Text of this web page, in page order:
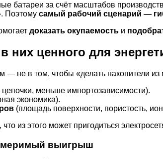
батареи за счёт масштабов
Поэтому самый рабочий сценарий —
доказать окупаемость и
ценного для
не в том, чтобы «делать накопители
меньше импортозависимости).
экономика).
(площадь поверхности, пористость,
из этого может пригодиться
выигрыш